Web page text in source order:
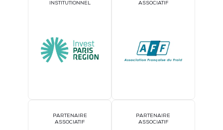
INSTITUTIONNEL ASSOCIATIF
PARTENAIRE
ASSOCIATIF
PARTENAIRE
ASSOCIATIF